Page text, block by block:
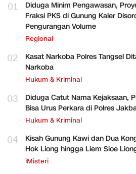
01
Diduga Minim Pengawasan,
Fraksi PKS di Gunung Kaler
Pengurangan Volume
Regional
02
Kasat Narkoba Polres Tangsel
Narkoba
Hukum & Kriminal
03
Diduga Catut Nama Kejaksaan,
Bisa Urus Perkara di Polres
Hukum & Kriminal
04
Kisah Gunung Kawi dan Dua
Hok Liong hingga Liem Sioe
iMisteri